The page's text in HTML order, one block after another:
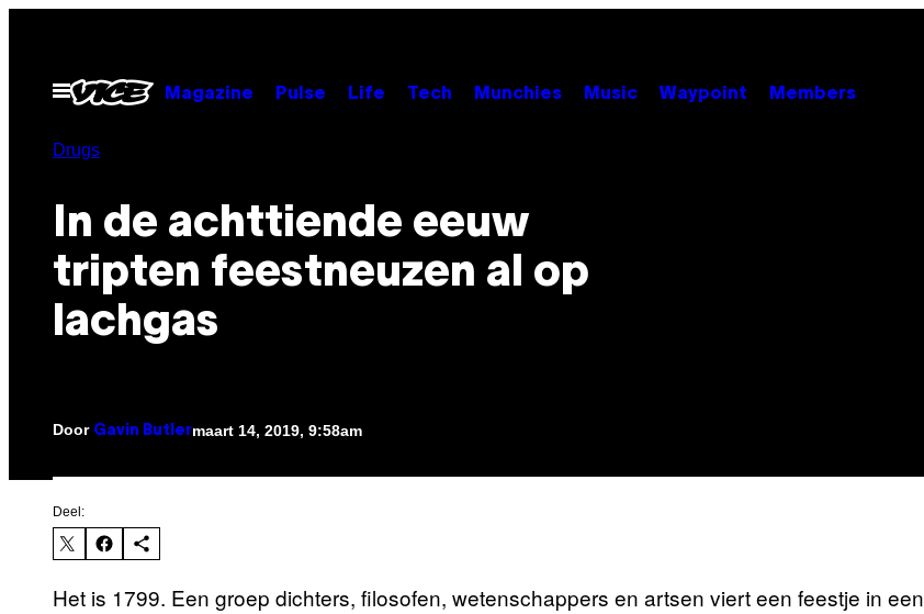
Open
menu
Magazine Pulse Life Tech Munchies Music Waypoint Members
Drugs
In de achttiende eeuw
tripten feestneuzen al op
lachgas
Door Gavin Butlermaart 14, 2019, 9:58am
Deel:
Het is 1799. Een groep dichters, filosofen, wetenschappers en artsen viert een feestje in een